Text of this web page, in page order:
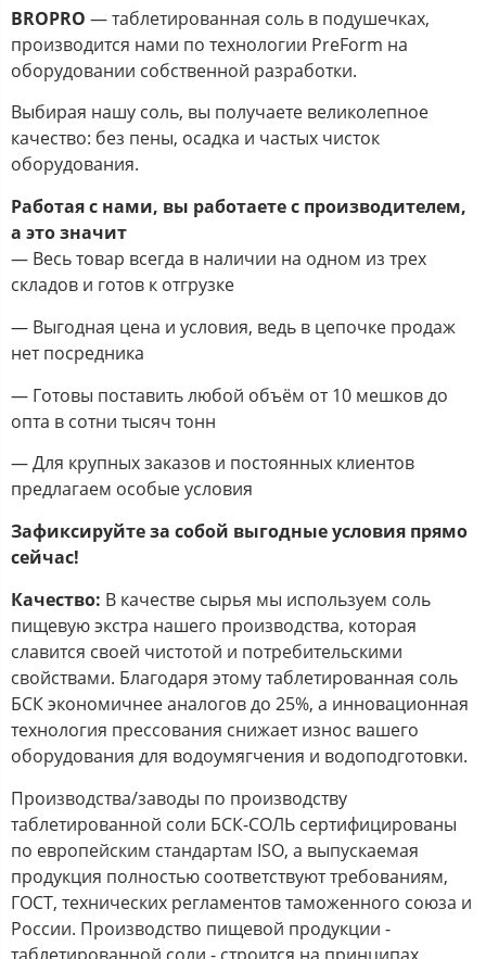
BROPRO — таблетированная соль в подушечках,
производится нами по технологии PreForm на
оборудовании собственной разработки.
Выбирая нашу соль, вы получаете великолепное
качество: без пены, осадка и частых чисток
оборудования.
Работая с нами, вы работаете с производителем,
а это значит
— Весь товар всегда в наличии на одном из трех
складов и готов к отгрузке
— Выгодная цена и условия, ведь в цепочке продаж
нет посредника
— Готовы поставить любой объём от 10 мешков до
опта в сотни тысяч тонн
— Для крупных заказов и постоянных клиентов
предлагаем особые условия
Зафиксируйте за собой выгодные условия прямо
сейчас!
Качество: В качестве сырья мы используем соль
пищевую экстра нашего производства, которая
славится своей чистотой и потребительскими
свойствами. Благодаря этому таблетированная соль
БСК экономичнее аналогов до 25%, а инновационная
технология прессования снижает износ вашего
оборудования для водоумягчения и водоподготовки.
Производства/заводы по производству
таблетированной соли БСК-СОЛЬ сертифицированы
по европейским стандартам ISO, а выпускаемая
продукция полностью соответствуют требованиям,
ГОСТ, технических регламентов таможенного союза и
России. Производство пищевой продукции -